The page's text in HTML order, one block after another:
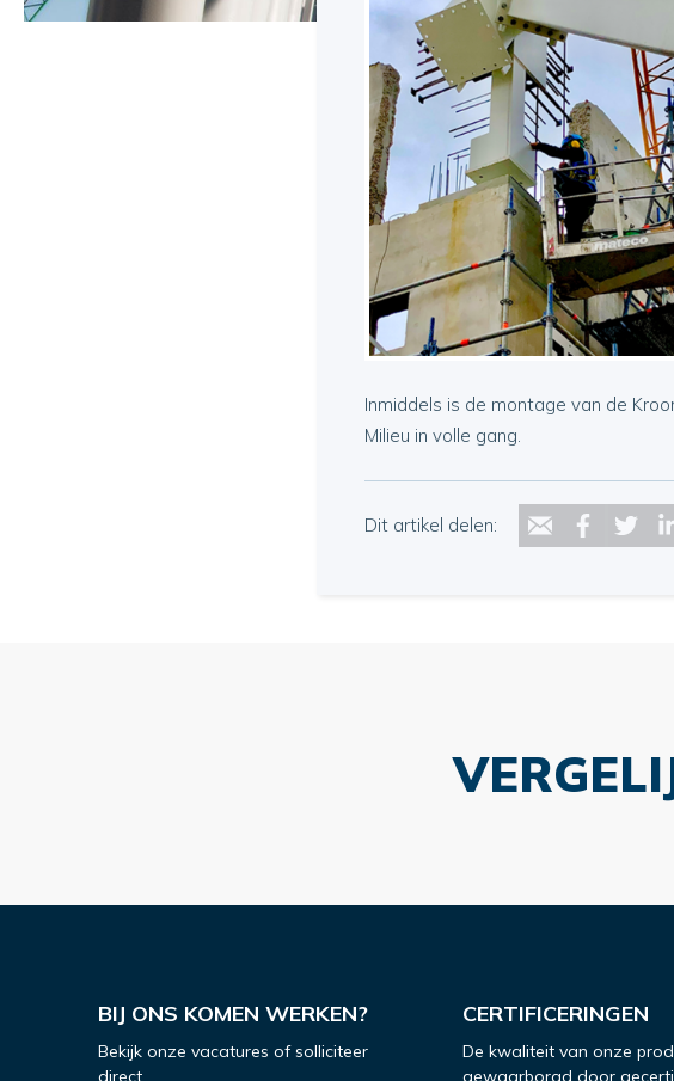
Inmiddels is de montage van de
Milieu in volle gang.
Dit artikel delen:
BIJ ONS KOMEN WERKEN?
Bekijk onze vacatures of solliciteer
direct.
CERTIFICERINGEN
De kwaliteit van onze
gewaarborgd door